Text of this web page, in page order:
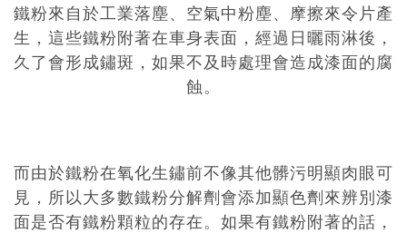
鐵粉來自於工業落塵、空氣中粉塵、摩擦來令片產
生，這些鐵粉附著在車身表面，經過日曬雨淋後，
久了會形成鏽斑，如果不及時處理會造成漆面的腐
蝕。
而由於鐵粉在氧化生鏽前不像其他髒污明顯肉眼可
見，所以大多數鐵粉分解劑會添加顯色劑來辨別漆
面是否有鐵粉顆粒的存在。如果有鐵粉附著的話，